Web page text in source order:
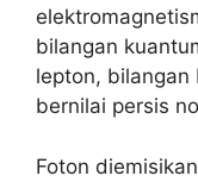
bilangan
lepton, bilangan
bernilai persis
Foton